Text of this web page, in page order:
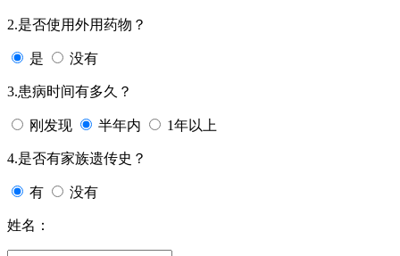
2.是否使用外用药物？
是 没有
3.患病时间有多久？
刚发现 半年内 1年以上
4.是否有家族遗传史？
有 没有
姓名：